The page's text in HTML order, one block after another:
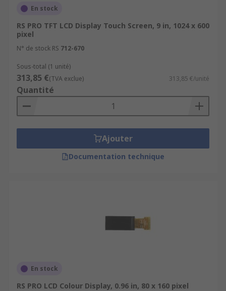
En stock
RS PRO TFT LCD Display Touch Screen, 9 in, 1024 x 600
pixel
N° de stock RS 712-670
Sous-total (1 unité)
313,85 €(TVA exclue) 313,85 €/unité
Quantité
Ajouter
Documentation technique
En stock
RS PRO LCD Colour Display, 0.96 in, 80 x 160 pixel